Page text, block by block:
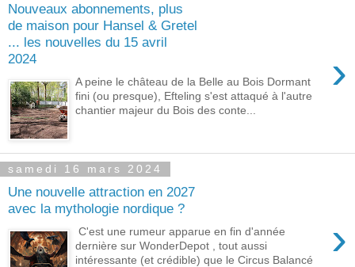
Nouveaux abonnements, plus
de maison pour Hansel & Gretel
... les nouvelles du 15 avril
2024
›
A peine le château de la Belle au Bois Dormant
fini (ou presque), Efteling s'est attaqué à l'autre
chantier majeur du Bois des conte...
samedi 16 mars 2024
Une nouvelle attraction en 2027
avec la mythologie nordique ?
›
C'est une rumeur apparue en fin d'année
dernière sur WonderDepot , tout aussi
intéressante (et crédible) que le Circus Balancé